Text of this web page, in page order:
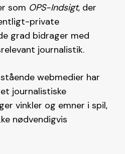
som OPS-Indsigt, der
private
grad bidrager med
journalistik.
webmedier har
journalistiske
vinkler og emner i spil,
nødvendigvis